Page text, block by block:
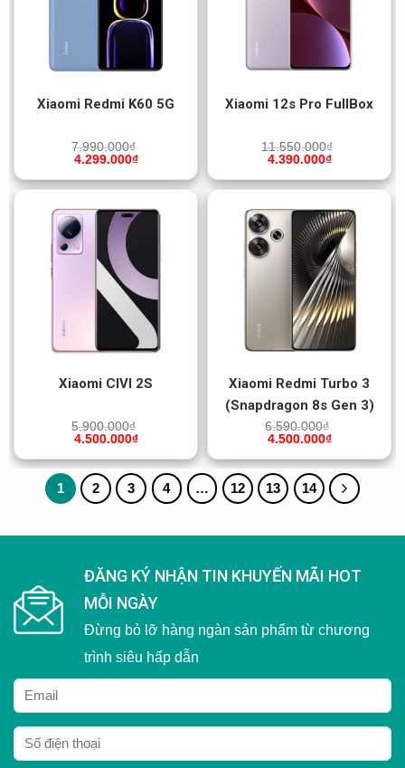
Xiaomi Redmi K60 5G
7.990.000₫
4.299.000₫
Xiaomi 12s Pro FullBox
11.550.000₫
4.390.000₫
Xiaomi CIVI 2S
5.900.000₫
4.500.000₫
Xiaomi Redmi Turbo 3
(Snapdragon 8s Gen 3)
6.590.000₫
4.500.000₫
1 2 3 4 … 12 13 14
ĐĂNG KÝ NHẬN TIN KHUYẾN MÃI HOT
MỖI NGÀY
Đừng bỏ lỡ hàng ngàn sản phẩm từ chương
trình siêu hấp dẫn